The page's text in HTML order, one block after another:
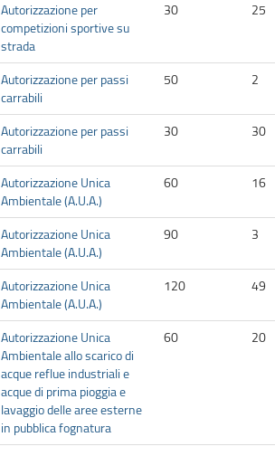
Autorizzazione per
competizioni sportive su
strada
30 25
Autorizzazione per passi
carrabili
50 2
Autorizzazione per passi
carrabili
30 30
Autorizzazione Unica
Ambientale (A.U.A.)
60 16
Autorizzazione Unica
Ambientale (A.U.A.)
90 3
Autorizzazione Unica
Ambientale (A.U.A.)
120 49
Autorizzazione Unica
Ambientale allo scarico di
acque reflue industriali e
acque di prima pioggia e
lavaggio delle aree esterne
in pubblica fognatura
60 20